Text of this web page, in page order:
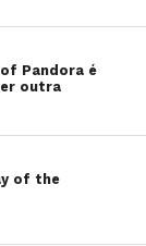
Pandora é
outra
of the